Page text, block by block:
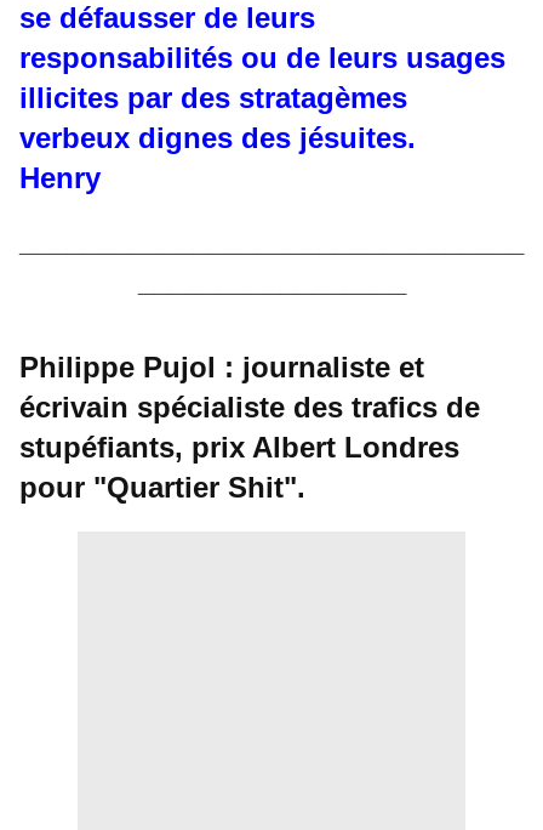
se défausser de leurs
responsabilités ou de leurs usages
illicites par des stratagèmes
verbeux dignes des jésuites.
Henry
Philippe Pujol : journaliste et
écrivain spécialiste des trafics de
stupéfiants, prix Albert Londres
pour "Quartier Shit".